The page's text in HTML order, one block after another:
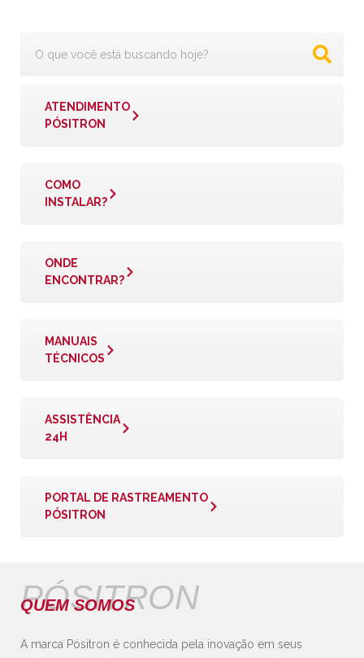
ATENDIMENTO
PÓSITRON
COMO
INSTALAR?
ONDE
ENCONTRAR?
MANUAIS
TÉCNICOS
ASSISTÊNCIA
24H
PORTAL DE RASTREAMENTO
PÓSITRON
PÓSITRON
QUEM SOMOS
A marca Pósitron é conhecida pela inovação em seus